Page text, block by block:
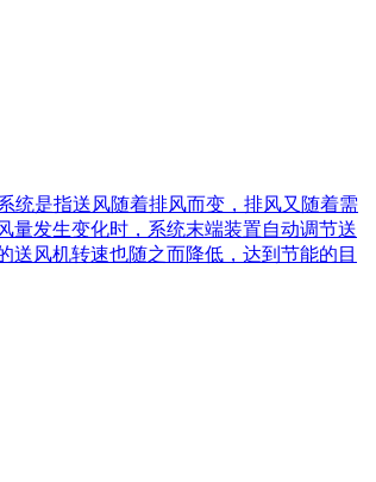
统是指送风随着排风而变，排风又随着需
量发生变化时，系统末端装置自动调节送
送风机转速也随之而降低，达到节能的目